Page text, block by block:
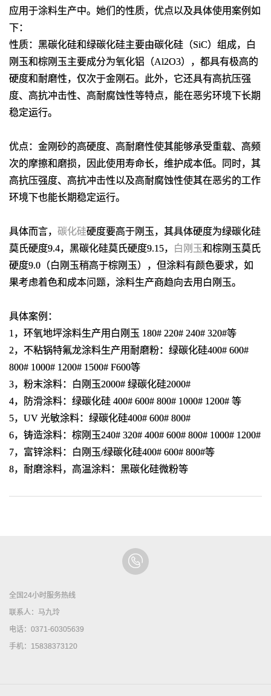
应用于涂料生产中。她们的性质，优点以及具体使用案例如
下：
‌性质‌：黑碳化硅和绿碳化硅主要由碳化硅（SiC）组成，白
刚玉和棕刚玉主要成分为氧化铝（Al2O3），都具有极高的
硬度和耐磨性，仅次于金刚石。此外，它还具有高抗压强
度、高抗冲击性、高耐腐蚀性等特点，能在恶劣环境下长期
稳定运行。
‌优点‌：金刚砂的高硬度、高耐磨性使其能够承受重载、高频
次的摩擦和磨损，因此使用寿命长，维护成本低。同时，其
高抗压强度、高抗冲击性以及高耐腐蚀性使其在恶劣的工作
环境下也能长期稳定运行。
具体而言， 碳化硅硬度要高于刚玉，其具体硬度为绿碳化硅
莫氏硬度9.4，黑碳化硅莫氏硬度9.15，
白刚玉和棕刚玉莫氏
硬度9.0（白刚玉稍高于棕刚玉），但涂料有颜色要求，如
果考虑着色和成本问题，涂料生产商趋向去用白刚玉。
具体案例：
1，环氧地坪涂料生产用白刚玉 180# 220# 240# 320#等
2，不粘锅特氟龙涂料生产用耐磨粉：绿碳化硅400# 600#
800# 1000# 1200# 1500# F600等
3，粉末涂料：白刚玉2000# 绿碳化硅2000#
4，防滑涂料：绿碳化硅 400# 600# 800# 1000# 1200# 等
5，UV 光敏涂料：绿碳化硅400# 600# 800#
6，铸造涂料：棕刚玉240# 320# 400# 600# 800# 1000# 1200#
7，富锌涂料：白刚玉/绿碳化硅400# 600# 800#等
8，耐磨涂料，高温涂料：黑碳化硅微粉等
全国24小时服务热线
联系人：马九玲
电话：0371-60305639
手机：15838373120